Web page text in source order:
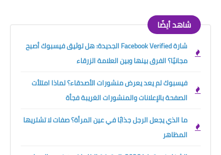
شاهد أيضًا
شارة Facebook Verified الجديدة: هل توثيق فيسبوك أصبح
مجانيًا؟ الفرق بينها وبين العلامة الزرقاء
فيسبوك لم يعد يعرض منشورات الأصدقاء؟ لماذا امتلأت
الصفحة بالإعلانات والمنشورات الغريبة فجأة
ما الذي يجعل الرجل جذابًا في عين المرأة؟ صفات لا تشتريها
المظاهر